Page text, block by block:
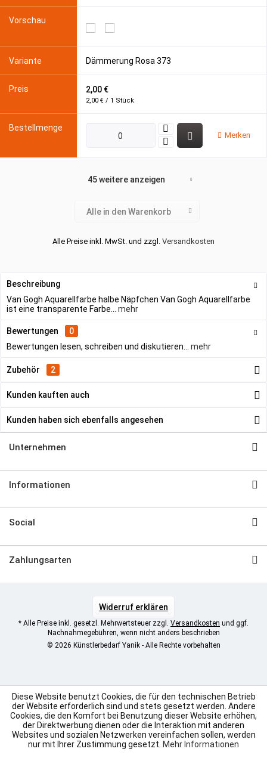
Dämmerung Rosa 373
2,00 €
2,00 € / 1 Stück
Merken
Alle Preise inkl. MwSt. und zzgl. Versandkosten
45 weitere anzeigen
Alle in den Warenkorb
Beschreibung
Van Gogh Aquarellfarbe halbe Näpfchen Van Gogh Aquarellfarbe
ist eine transparente Farbe...
mehr
Bewertungen
0
Bewertungen lesen, schreiben und diskutieren...
mehr
Zubehör 2
Kunden kauften auch
Kunden haben sich ebenfalls angesehen
Unternehmen
Informationen
Social
Zahlungsarten
Widerruf erklären
* Alle Preise inkl. gesetzl. Mehrwertsteuer zzgl. Versandkosten und ggf.
Nachnahmegebühren, wenn nicht anders beschrieben
© 2026 Künstlerbedarf Yanik - Alle Rechte vorbehalten
Diese Website benutzt Cookies, die für den technischen Betrieb
der Website erforderlich sind und stets gesetzt werden. Andere
Cookies, die den Komfort bei Benutzung dieser Website erhöhen,
der Direktwerbung dienen oder die Interaktion mit anderen
Websites und sozialen Netzwerken vereinfachen sollen, werden
nur mit Ihrer Zustimmung gesetzt. Mehr Informationen